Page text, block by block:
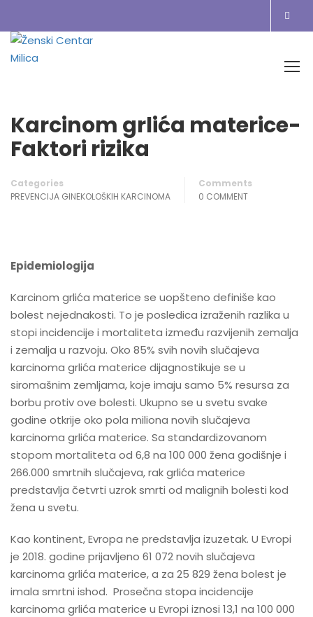
Home
Karcinom grlića materice-
Faktori rizika
Categories
PREVENCIJA GINEKOLOŠKIH KARCINOMA
Comments
0 COMMENT
Epidemiologija
Karcinom grlića materice se uopšteno definiše kao
bolest nejednakosti. To je posledica izraženih razlika u
stopi incidencije i mortaliteta između razvijenih zemalja
i zemalja u razvoju. Oko 85% svih novih slučajeva
karcinoma grlića materice dijagnostikuje se u
siromašnim zemljama, koje imaju samo 5% resursa za
borbu protiv ove bolesti. Ukupno se u svetu svake
godine otkrije oko pola miliona novih slučajeva
karcinoma grlića materice. Sa standardizovanom
stopom mortaliteta od 6,8 na 100 000 žena godišnje i
266.000 smrtnih slučajeva, rak grlića materice
predstavlja četvrti uzrok smrti od malignih bolesti kod
žena u svetu.
Kao kontinent, Evropa ne predstavlja izuzetak. U Evropi
je 2018. godine prijavljeno 61 072 novih slučajeva
karcinoma grlića materice, a za 25 829 žena bolest je
imala smrtni ishod. Prosečna stopa incidencije
karcinoma grlića materice u Evropi iznosi 13,1 na 100 000